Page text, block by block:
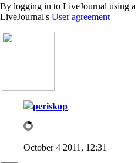
By logging in to LiveJournal using
LiveJournal's User agreement
periskop
October 4 2011, 12:31